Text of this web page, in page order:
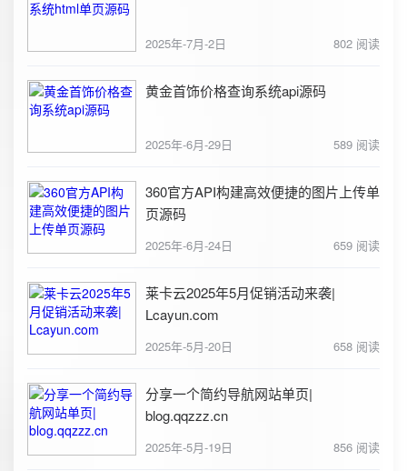
2025年-7月-2日 802 阅读
黄金首饰价格查询系统api源码
2025年-6月-29日 589 阅读
360官方API构建高效便捷的图片上传单
页源码
2025年-6月-24日 659 阅读
莱卡云2025年5月促销活动来袭|
Lcayun.com
2025年-5月-20日 658 阅读
分享一个简约导航网站单页|
blog.qqzzz.cn
2025年-5月-19日 856 阅读